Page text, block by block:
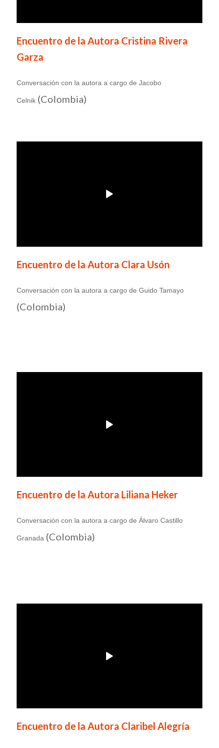
Encuentro de la Autora Cristina Rivera
Garza
Conversación con la autora a cargo de Jacobo
Celnik(Colombia)
Encuentro de la Autora Clara Usón
Conversación con la autora a cargo de Guido Tamayo
(Colombia)
Encuentro de la Autora Liliana Heker
Conversación con la autora a cargo de Álvaro Castillo
Granada (Colombia)
Encuentro de la Autora Claribel Alegría